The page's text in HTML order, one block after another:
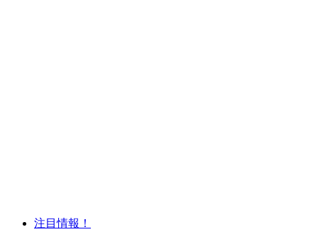
注目情報！